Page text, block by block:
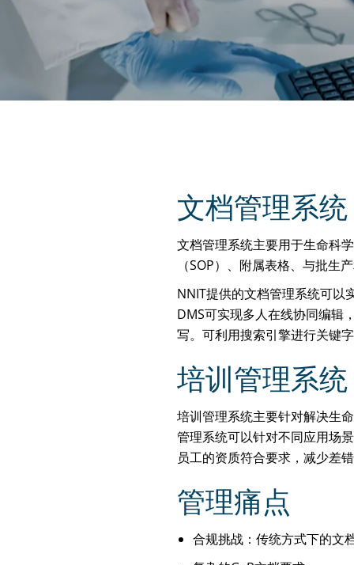
文档管理系
文档管理系统主要用于生命科
（SOP）、附属表格、与批生
NNIT提供的文档管理系统可以
DMS可实现多人在线协同编辑
写。可利用搜索引擎进行关键
培训管理系
培训管理系统主要针对解决生
管理系统可以针对不同应用场
员工的资质符合要求，减少差
管理痛点
合规挑战：传统方式下的文